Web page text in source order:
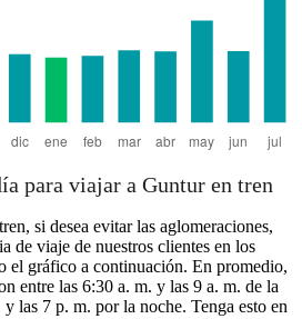
para viajar a Guntur en tren
si desea evitar las aglomeraciones,
de viaje de nuestros clientes en los
el gráfico a continuación. En promedio,
entre las 6:30 a. m. y las 9 a. m. de la
las 7 p. m. por la noche. Tenga esto en